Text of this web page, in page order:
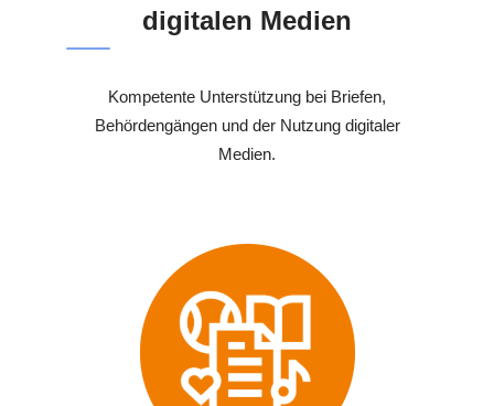
digitalen Medien
Kompetente Unterstützung bei Briefen,
Behördengängen und der Nutzung digitaler
Medien.